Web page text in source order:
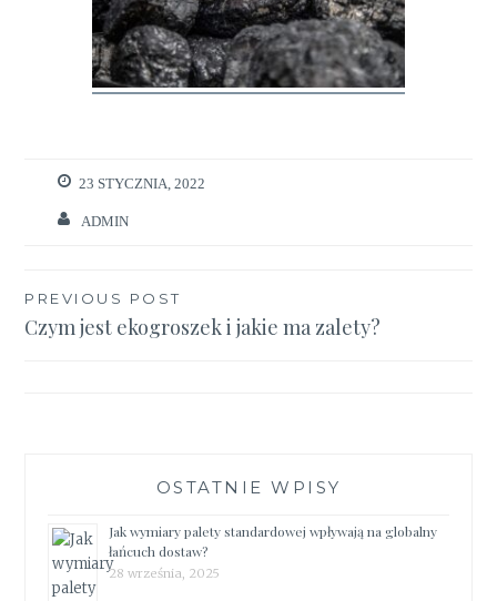
23 STYCZNIA, 2022
ADMIN
Nawigacja
wpisu
PREVIOUS POST
Czym jest ekogroszek i jakie ma zalety?
OSTATNIE WPISY
Jak wymiary palety standardowej wpływają na globalny
łańcuch dostaw?
28 września, 2025